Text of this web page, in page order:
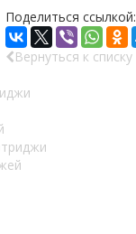
Поделиться ссылкой:
Вернуться к списку